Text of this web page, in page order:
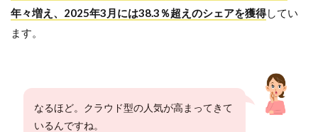
年々増え、2025年3月には38.3％超えのシェアを獲得してい
ます。
なるほど。クラウド型の人気が高まってきて
いるんですね。